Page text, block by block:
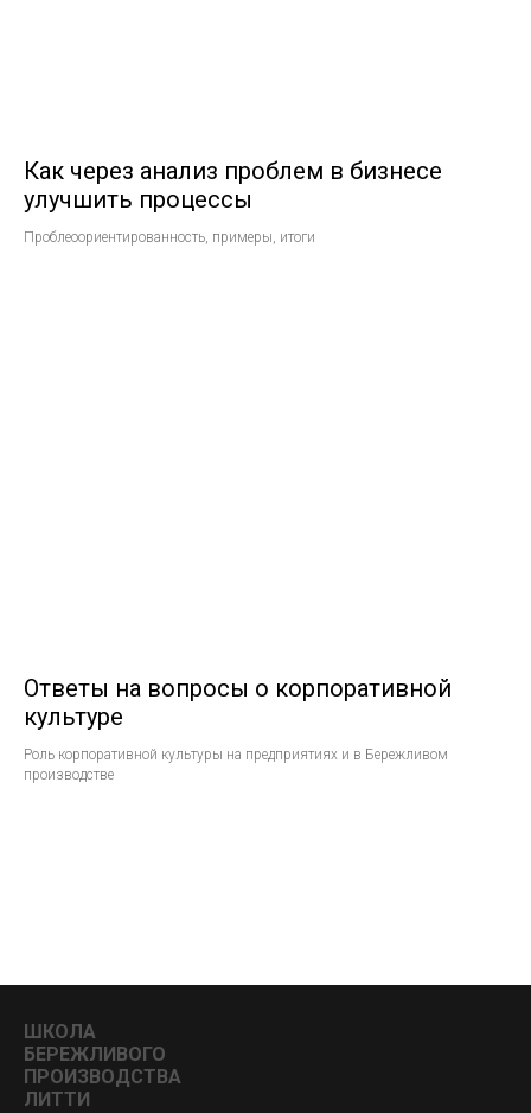
Как через анализ проблем в бизнесе
улучшить процессы
Проблеоориентированность, примеры, итоги
Ответы на вопросы о корпоративной
культуре
Роль корпоративной культуры на предприятиях и в Бережливом
производстве
ШКОЛА
БЕРЕЖЛИВОГО
ПРОИЗВОДСТВА
ЛИТТИ